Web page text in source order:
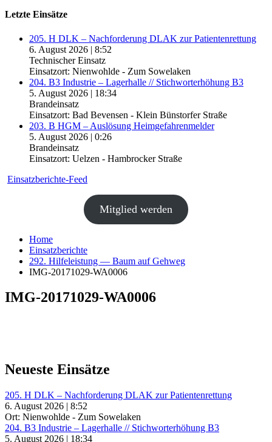
Letzte Einsätze
205. H DLK – Nachforderung DLAK zur Patientenrettung
6. August 2026 | 8:52
Technischer Einsatz
Einsatzort: Nienwohlde - Zum Sowelaken
204. B3 Industrie – Lagerhalle // Stichworterhöhung B3
5. August 2026 | 18:34
Brandeinsatz
Einsatzort: Bad Bevensen - Klein Bünstorfer Straße
203. B HGM – Auslösung Heimgefahrenmelder
5. August 2026 | 0:26
Brandeinsatz
Einsatzort: Uelzen - Hambrocker Straße
Einsatzberichte-Feed
Mitglied werden
Home
Einsatzberichte
292. Hilfeleistung — Baum auf Gehweg
IMG-20171029-WA0006
IMG-20171029-WA0006
Neueste Einsätze
205. H DLK – Nachforderung DLAK zur Patientenrettung
6. August 2026 | 8:52
Ort: Nienwohlde - Zum Sowelaken
204. B3 Industrie – Lagerhalle // Stichworterhöhung B3
5. August 2026 | 18:34